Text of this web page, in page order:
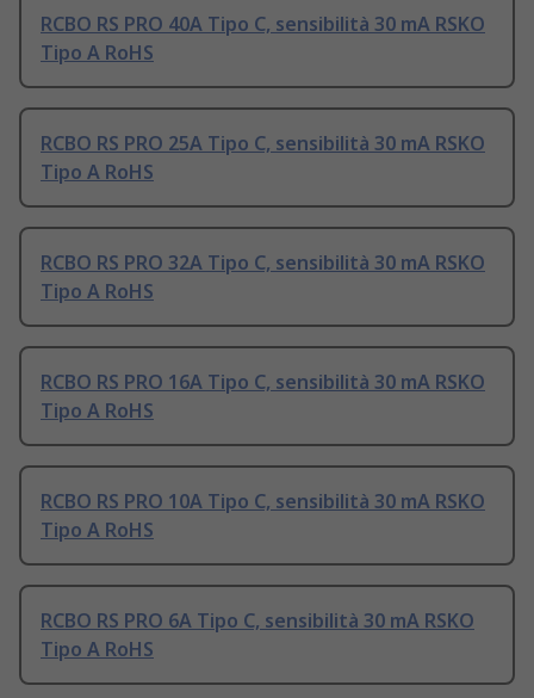
RCBO RS PRO 40A Tipo C, sensibilità 30 mA RSKO
Tipo A RoHS
RCBO RS PRO 25A Tipo C, sensibilità 30 mA RSKO
Tipo A RoHS
RCBO RS PRO 32A Tipo C, sensibilità 30 mA RSKO
Tipo A RoHS
RCBO RS PRO 16A Tipo C, sensibilità 30 mA RSKO
Tipo A RoHS
RCBO RS PRO 10A Tipo C, sensibilità 30 mA RSKO
Tipo A RoHS
RCBO RS PRO 6A Tipo C, sensibilità 30 mA RSKO
Tipo A RoHS